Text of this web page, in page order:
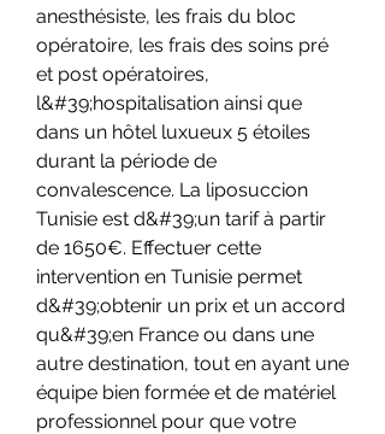
anesthésiste, les frais du bloc
opératoire, les frais des soins pré
et post opératoires,
l&#39;hospitalisation ainsi que
dans un hôtel luxueux 5 étoiles
durant la période de
convalescence. La liposuccion
Tunisie est d&#39;un tarif à partir
de 1650€. Effectuer cette
intervention en Tunisie permet
d&#39;obtenir un prix et un accord
qu&#39;en France ou dans une
autre destination, tout en ayant une
équipe bien formée et de matériel
professionnel pour que votre